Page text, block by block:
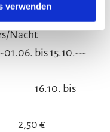
verwenden
Nacht
bis 15.10.---
bis
€ 2,50 €